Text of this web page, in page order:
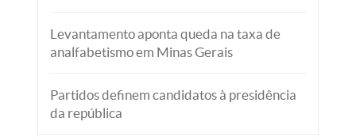
Levantamento aponta queda na taxa de
analfabetismo em Minas Gerais
Partidos definem candidatos à presidência
da república